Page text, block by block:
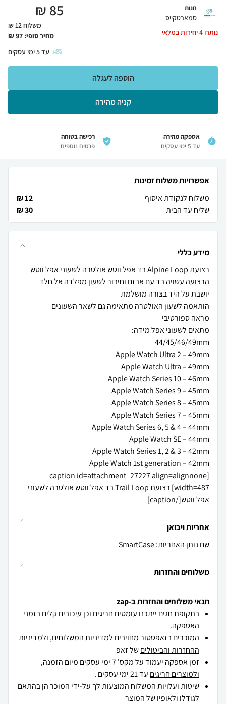
חנות
סמארטקייס
נותרו4יחידות במלאי
85
₪
משלוח 12 ₪
מחיר סופי: 97
₪
עד5ימי עסקים
קניה מהירה
הוספה לעגלה
אספקה מהירה
עד 5 ימי עסקים
רכישה בטוחה
פרטים נוספים
אפשרויות משלוח זמינות
משלוח לנקודת איסוף
12 ₪
שליח עד הבית
30 ₪
מידע כללי
[caption id=attachment_27227 align=alignnone
width=487] רצועת Trail Loop בד אפל ווטש אולטרה לשעוני
אפל ווטש[/caption]
אחריות ויבואן
שם נותן האחריות: SmartCase
משלוחים והחזרות
תנאי משלוחים והחזרות ב-zap
בתקופת חגים ייתכנו עומסים חריגים וכן עיכובים קלים בזמני
האספקה.
המוכרים בזאפסטור מחויבים למדיניות המשלוחים, ולמדיניות
ההחזרות והביטוליםשל זאפ
זמן אספקה יעמוד על מקס' 7 ימי עסקים מיום הזמנה,
ולמוצרים חריגים עד 21 ימי עסקים .
שיטות ועלויות המשלוח המוצעות לך על-ידי המוכר הן בהתאם
לגודלו ולאופיו של המוצר